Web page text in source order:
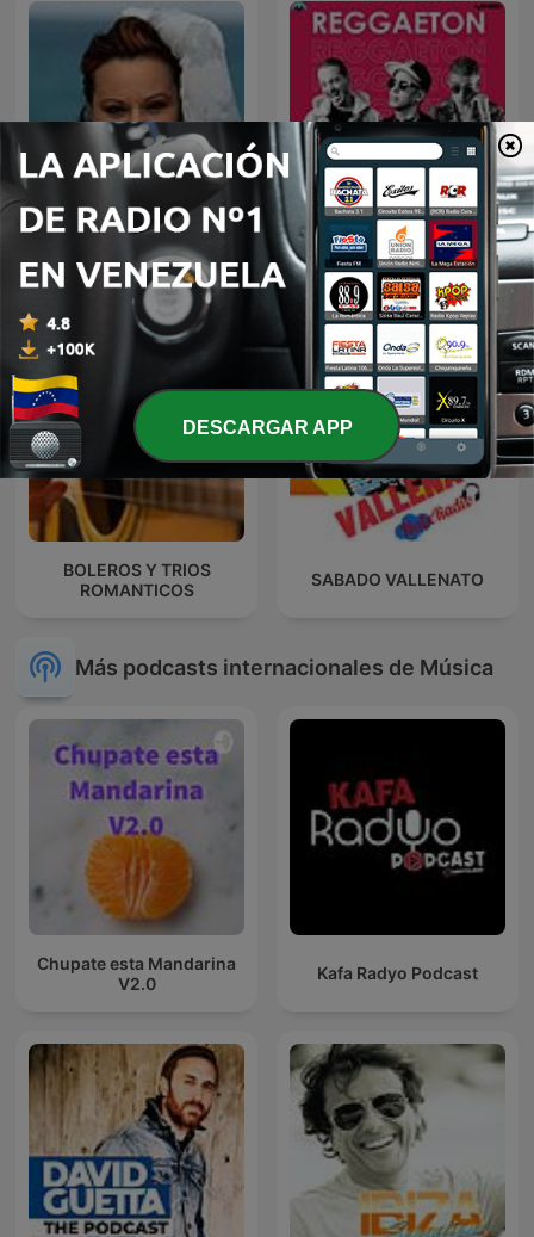
Noche de Romance con
Rocio Durcal
Reggaeton
BOLEROS Y TRIOS
ROMANTICOS
SABADO VALLENATO
Más podcasts internacionales de Música
Chupate esta Mandarina
V2.0
Kafa Radyo Podcast
DESCARGAR APP